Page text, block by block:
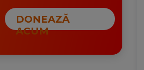
DONEAZĂ
ACUM